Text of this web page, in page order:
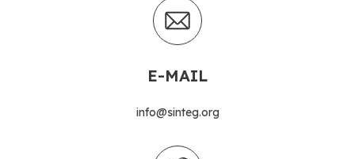
E-MAIL
info@sinteg.org